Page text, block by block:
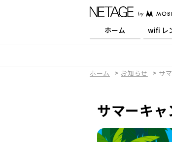
ホーム wifi レ
ホーム お知らせ サ
サマーキャ